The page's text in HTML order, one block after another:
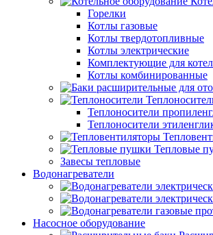
Горелки
Котлы газовые
Котлы твердотопливные
Котлы электрические
Комплектующие для
Котлы комбинированные
Теплоносители
Теплоносители
Тепловые
Завесы тепловые
Водонагреватели
Насосное оборудование